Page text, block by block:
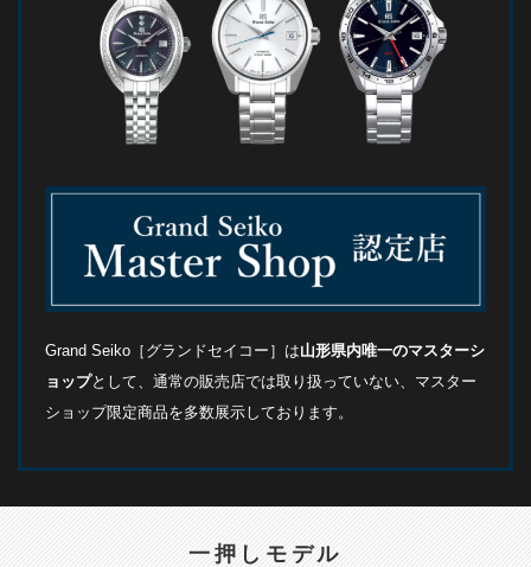
Grand Seiko［グランドセイコー］は山形県内唯一のマスターシ
ョップとして、通常の販売店では取り扱っていない、マスター
ショップ限定商品を多数展示しております。
一押しモデル